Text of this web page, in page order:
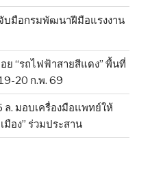
จับมือกรมพัฒนาฝีมือแรงงาน
“รถไฟฟ้าสายสีแดง” พื้นที่
20 ก.พ. 69
ล. มอบเครื่องมือแพทย์ให้
อง” ร่วมประสาน